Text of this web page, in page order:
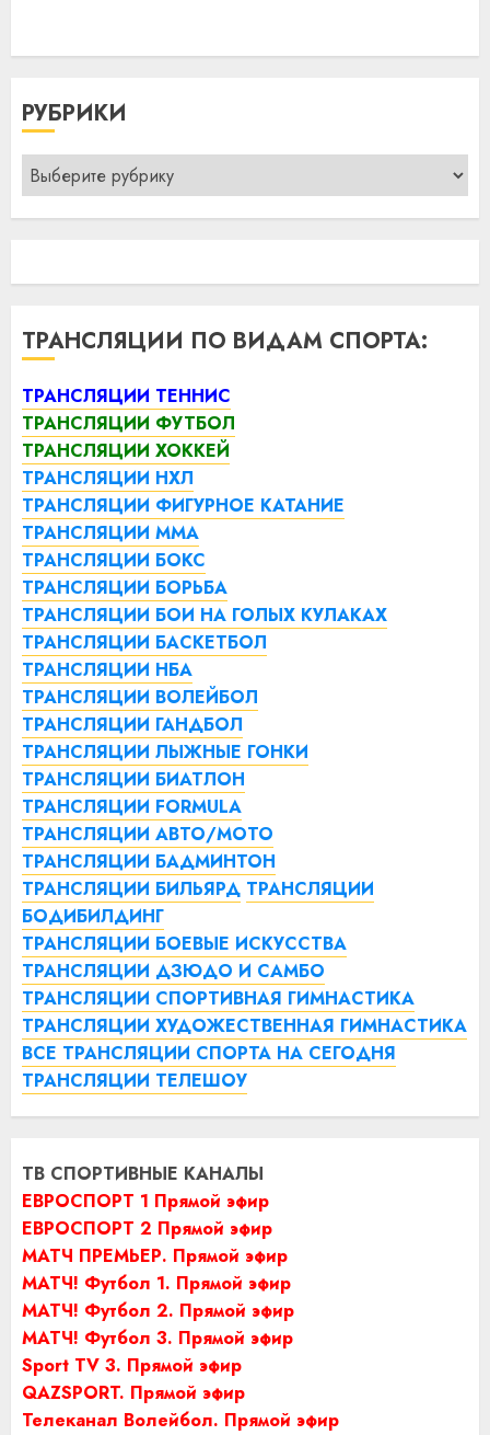
РУБРИКИ
Рубрики
ТРАНСЛЯЦИИ ПО ВИДАМ СПОРТА:
ТРАНСЛЯЦИИ ТЕННИС
ТРАНСЛЯЦИИ ФУТБОЛ
ТРАНСЛЯЦИИ ХОККЕЙ
ТРАНСЛЯЦИИ НХЛ
ТРАНСЛЯЦИИ ФИГУРНОЕ КАТАНИЕ
ТРАНСЛЯЦИИ ММА
ТРАНСЛЯЦИИ БОКС
ТРАНСЛЯЦИИ БОРЬБА
ТРАНСЛЯЦИИ БОИ НА ГОЛЫХ КУЛАКАХ
ТРАНСЛЯЦИИ БАСКЕТБОЛ
ТРАНСЛЯЦИИ НБА
ТРАНСЛЯЦИИ ВОЛЕЙБОЛ
ТРАНСЛЯЦИИ ГАНДБОЛ
ТРАНСЛЯЦИИ ЛЫЖНЫЕ ГОНКИ
ТРАНСЛЯЦИИ БИАТЛОН
ТРАНСЛЯЦИИ FORMULA
ТРАНСЛЯЦИИ АВТО/МОТО
ТРАНСЛЯЦИИ БАДМИНТОН
ТРАНСЛЯЦИИ БИЛЬЯРД ТРАНСЛЯЦИИ
БОДИБИЛДИНГ
ТРАНСЛЯЦИИ БОЕВЫЕ ИСКУССТВА
ТРАНСЛЯЦИИ ДЗЮДО И САМБО
ТРАНСЛЯЦИИ СПОРТИВНАЯ ГИМНАСТИКА
ТРАНСЛЯЦИИ ХУДОЖЕСТВЕННАЯ ГИМНАСТИКА
ВСЕ ТРАНСЛЯЦИИ СПОРТА НА СЕГОДНЯ
ТРАНСЛЯЦИИ ТЕЛЕШОУ
ТВ СПОРТИВНЫЕ КАНАЛЫ
ЕВРОСПОРТ 1 Прямой эфир
ЕВРОСПОРТ 2 Прямой эфир
МАТЧ ПРЕМЬЕР. Прямой эфир
МАТЧ! Футбол 1. Прямой эфир
МАТЧ! Футбол 2. Прямой эфир
МАТЧ! Футбол 3. Прямой эфир
Sport TV 3. Прямой эфир
QAZSPORT. Прямой эфир
Телеканал Волейбол. Прямой эфир